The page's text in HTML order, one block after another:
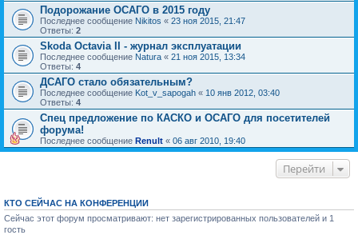
Подорожание ОСАГО в 2015 году
Последнее сообщение Nikitos « 23 ноя 2015, 21:47
Ответы: 2
Skoda Octavia II - журнал эксплуатации
Последнее сообщение Natura « 21 ноя 2015, 13:34
Ответы: 4
ДСАГО стало обязательным?
Последнее сообщение Kot_v_sapogah « 10 янв 2012, 03:40
Ответы: 4
Спец предложение по КАСКО и ОСАГО для посетителей
форума!
Последнее сообщение Renult « 06 авг 2010, 19:40
Перейти
КТО СЕЙЧАС НА КОНФЕРЕНЦИИ
Сейчас этот форум просматривают: нет зарегистрированных пользователей и 1
гость